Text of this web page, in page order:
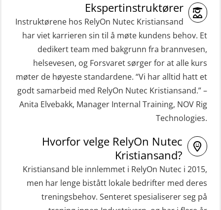
HLO/MOB/Søk- og Redningslag
kombinasjon – repetisjon (OSC1162)
HLO/Søk & Redningslag kombinasjon
– repetisjon (OSC1161)
Helikopterevakuering inkl.
Pustelunge (OSE1251)
Helikopterevakuering med HABD,
inkl. Brannslukking og Førstehjelp-
sivile mannskaper (FSC119)
Helikopterevakuering med HABD,
inkl. brannslukning (FSC121)
Hjertestarter brukerkurs (OFA107)
STCW Grunnkurs Redningsfarkoster
(MBSBLE022)
STCW Hurtiggående mann over bord
båt (HMOB) (MSE100)
STCW Hurtiggående mann over bord
båt (HMOB) oppdatering (MSE1001)
STCW Livbåtfører redningsfarkoster
STCW Mann-Over-Bord
(hurtiggående) 32 t m/mørkekjøring
(MSE112)
STCW Redningsfarkost oppdatering
sliskebåt (MSE116)
Ekspertinstruktører
Instruktørene hos RelyOn Nutec Kristiansand
har viet karrieren sin til å møte kundens behov. Et
dedikert team med bakgrunn fra brannvesen,
helsevesen, og Forsvaret sørger for at alle kurs
møter de høyeste standardene. “Vi har alltid hatt et
godt samarbeid med RelyOn Nutec Kristiansand.” –
Anita Elvebakk, Manager Internal Training, NOV Rig
Technologies.
Hvorfor velge RelyOn Nutec
Kristiansand?
Kristiansand ble innlemmet i RelyOn Nutec i 2015,
men har lenge bistått lokale bedrifter med deres
treningsbehov. Senteret spesialiserer seg på